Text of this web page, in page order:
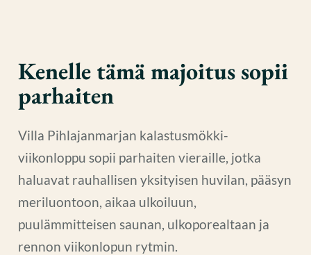
Kenelle tämä majoitus sopii
parhaiten
Villa Pihlajanmarjan kalastusmökki-
viikonloppu sopii parhaiten vieraille, jotka
haluavat rauhallisen yksityisen huvilan, pääsyn
meriluontoon, aikaa ulkoiluun,
puulämmitteisen saunan, ulkoporealtaan ja
rennon viikonlopun rytmin.